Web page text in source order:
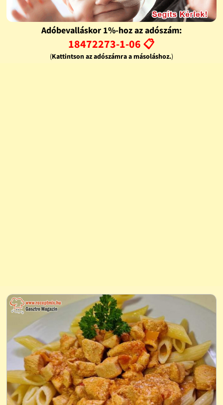
Adóbevalláskor 1%-hoz az adószám:
18472273-1-06 📋
(Kattintson az adószámra a másoláshoz.)